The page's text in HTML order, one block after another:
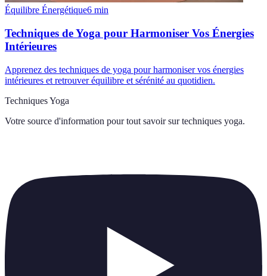
Équilibre Énergétique6 min
Techniques de Yoga pour Harmoniser Vos Énergies
Intérieures
Apprenez des techniques de yoga pour harmoniser vos énergies
intérieures et retrouver équilibre et sérénité au quotidien.
Techniques Yoga
Votre source d'information pour tout savoir sur techniques yoga.